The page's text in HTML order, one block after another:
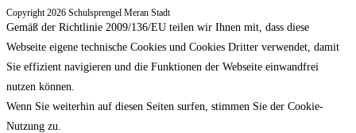
Copyright 2026 Schulsprengel Meran Stadt
Gemäß der Richtlinie 2009/136/EU teilen wir Ihnen mit, dass diese
Webseite eigene technische Cookies und Cookies Dritter verwendet, damit
Sie effizient navigieren und die Funktionen der Webseite einwandfrei
nutzen können.
Wenn Sie weiterhin auf diesen Seiten surfen, stimmen Sie der Cookie-
Nutzung zu.